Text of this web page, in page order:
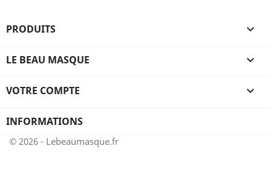
PRODUITS 
LE BEAU MASQUE 
VOTRE COMPTE 
INFORMATIONS
© 2026 - Lebeaumasque.fr